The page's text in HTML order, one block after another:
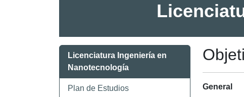
Licenciatura Ingeniería en
Nanotecnología
Plan de Estudios General